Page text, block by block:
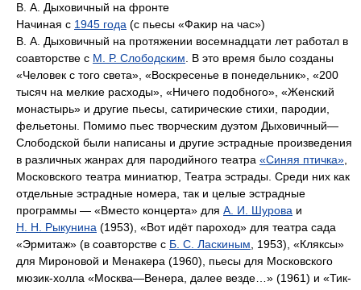
В. А. Дыховичный на фронте
Начиная с 1945 года (с пьесы «Факир на час»)
В. А. Дыховичный на протяжении восемнадцати лет работал в
соавторстве с М. Р. Слободским. В это время было созданы
«Человек с того света», «Воскресенье в понедельник», «200
тысяч на мелкие расходы», «Ничего подобного», «Женский
монастырь» и другие пьесы, сатирические стихи, пародии,
фельетоны. Помимо пьес творческим дуэтом Дыховичный—
Слободской были написаны и другие эстрадные произведения
в различных жанрах для пародийного театра «Синяя птичка»,
Московского театра миниатюр, Театра эстрады. Среди них как
отдельные эстрадные номера, так и целые эстрадные
программы — «Вместо концерта» для А. И. Шурова и
Н. Н. Рыкунина (1953), «Вот идёт пароход» для театра сада
«Эрмитаж» (в соавторстве с Б. С. Ласкиным, 1953), «Кляксы»
для Мироновой и Менакера (1960), пьесы для Московского
мюзик-холла «Москва—Венера, далее везде…» (1961) и «Тик-